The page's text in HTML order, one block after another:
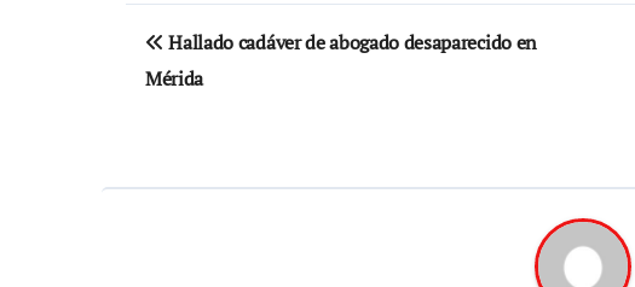
Navegación
de
Hallado cadáver de abogado desaparecido en
Mérida